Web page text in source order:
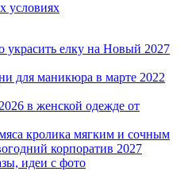
условиях
украсить елку на Новый 2027
для маникюра в марте 2022
в женской одежде от
кролика мягким и сочным
корпоратив 2027
идеи с фото